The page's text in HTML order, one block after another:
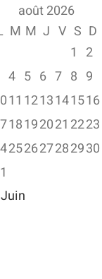
août 2026
M M J V S D
1 2
4 5 6 7 8 9
11 1213141516
18192021 2223
252627282930